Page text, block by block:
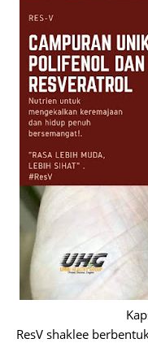
ResV shaklee